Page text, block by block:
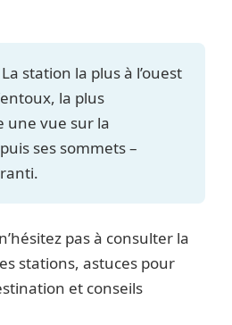
La station la plus à l’ouest
la plus
une vue sur la
ses sommets –
pas à consulter la
stations, astuces pour
et conseils